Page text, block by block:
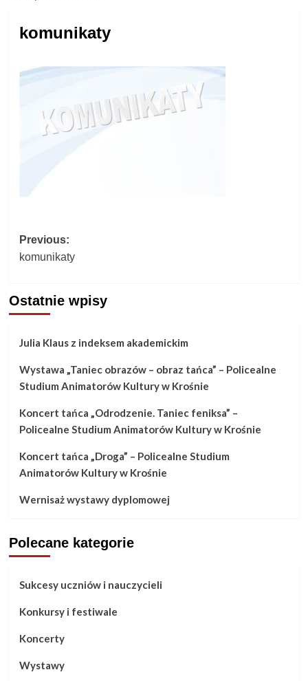
komunikaty
Post
navigation
Previous:
komunikaty
Ostatnie wpisy
Julia Klaus z indeksem akademickim
Wystawa „Taniec obrazów – obraz tańca” – Policealne
Studium Animatorów Kultury w Krośnie
Koncert tańca „Odrodzenie. Taniec feniksa” –
Policealne Studium Animatorów Kultury w Krośnie
Koncert tańca „Droga” – Policealne Studium
Animatorów Kultury w Krośnie
Wernisaż wystawy dyplomowej
Polecane kategorie
Sukcesy uczniów i nauczycieli
Konkursy i festiwale
Koncerty
Wystawy